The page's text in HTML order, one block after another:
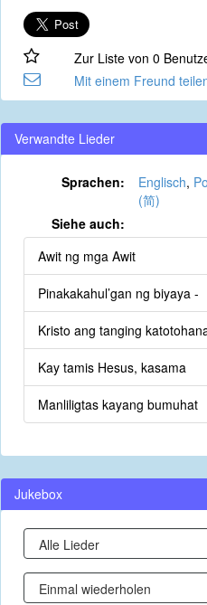
Zur Liste von 0
Mit einem Freund
Verwandte Lieder
Sprachen: Englisch,
(简)
Siehe auch:
Awit ng mga Awit
Pinakakahul’gan ng biyaya -
Kristo ang tanging
Kay tamis Hesus, kasama
Manliligtas kayang bumuhat
Jukebox